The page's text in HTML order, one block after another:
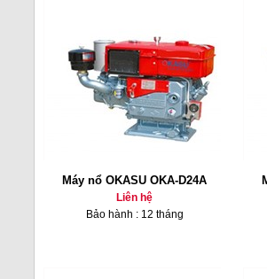
Máy nổ OKASU OKA-D24A
Liên hệ
Bảo hành : 12 tháng